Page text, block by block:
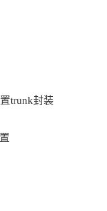
trunk封装